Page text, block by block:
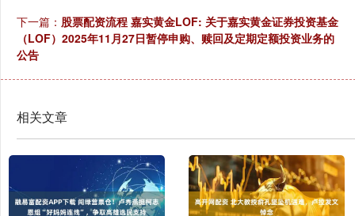
下一篇： 股票配资流程 嘉实黄金LOF: 关于嘉实黄金证券投资基金
（LOF）2025年11月27日暂停申购、赎回及定期定额投资业务的
公告
相关文章